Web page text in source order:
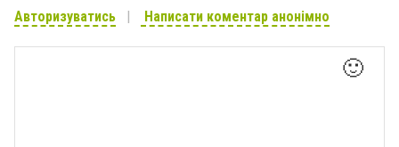
Авторизуватись Написати коментар анонімно
🙂